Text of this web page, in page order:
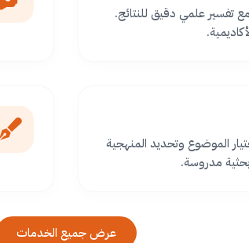
مع تفسير علمي دقيق للنتائج.
الموضوع وتحديد المنهجية
مدروسة.
عرض جميع الخدمات